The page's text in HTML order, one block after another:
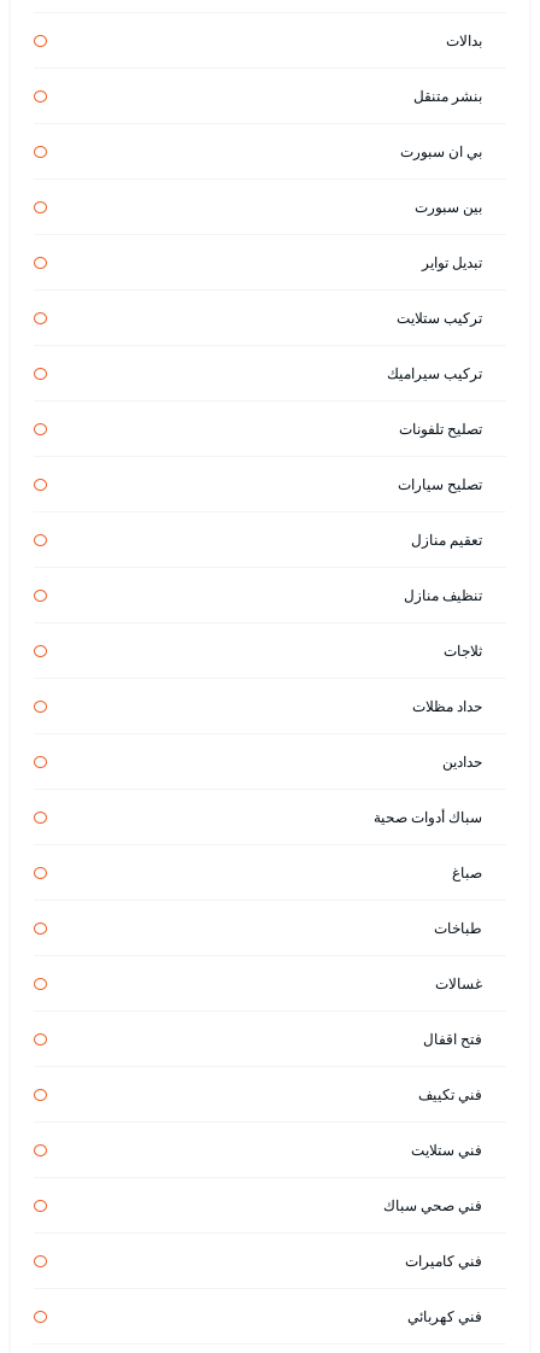
بدالات
بنشر متنقل
بي ان سبورت
بين سبورت
تبديل تواير
تركيب ستلايت
تركيب سيراميك
تصليح تلفونات
تصليح سيارات
تعقيم منازل
تنظيف منازل
ثلاجات
حداد مظلات
حدادين
سباك أدوات صحية
صباغ
طباخات
غسالات
فتح اقفال
فني تكييف
فني ستلايت
فني صحي سباك
فني كاميرات
فني كهربائي